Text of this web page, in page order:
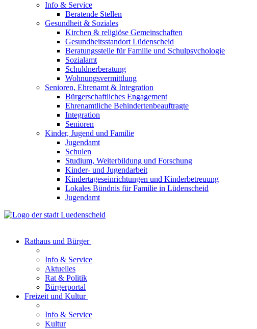
Info & Service
Beratende Stellen
Gesundheit & Soziales
Kirchen & religiöse Gemeinschaften
Gesundheitsstandort Lüdenscheid
Beratungsstelle für Familie und Schulpsychologie
Sozialamt
Schuldnerberatung
Wohnungsvermittlung
Senioren, Ehrenamt & Integration
Bürgerschaftliches Engagement
Ehrenamtliche Behindertenbeauftragte
Integration
Senioren
Kinder, Jugend und Familie
Jugendamt
Schulen
Studium, Weiterbildung und Forschung
Kinder- und Jugendarbeit
Kindertageseinrichtungen und Kinderbetreuung
Lokales Bündnis für Familie in Lüdenscheid
Jugendamt
Rathaus und Bürger
Info & Service
Aktuelles
Rat & Politik
Bürgerportal
Freizeit und Kultur
Info & Service
Kultur